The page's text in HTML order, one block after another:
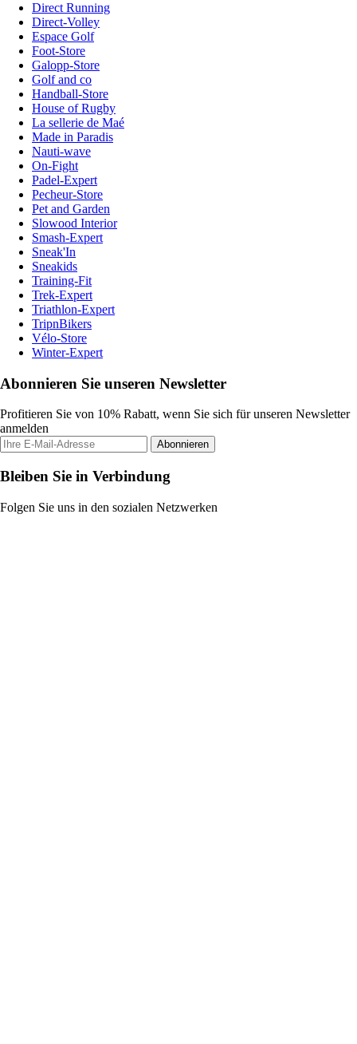
Direct Running
Direct-Volley
Espace Golf
Foot-Store
Galopp-Store
Golf and co
Handball-Store
House of Rugby
La sellerie de Maé
Made in Paradis
Nauti-wave
On-Fight
Padel-Expert
Pecheur-Store
Pet and Garden
Slowood Interior
Smash-Expert
Sneak'In
Sneakids
Training-Fit
Trek-Expert
Triathlon-Expert
TripnBikers
Vélo-Store
Winter-Expert
Abonnieren Sie unseren Newsletter
Profitieren Sie von 10% Rabatt, wenn Sie sich für unseren Newsletter
anmelden
Abonnieren
Bleiben Sie in Verbindung
Folgen Sie uns in den sozialen Netzwerken